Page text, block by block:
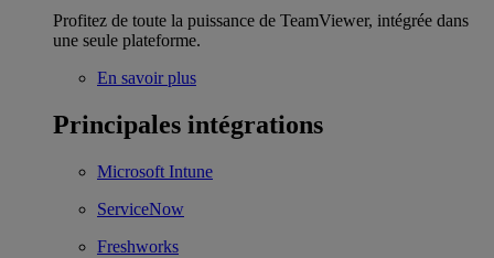
Profitez de toute la puissance de TeamViewer, intégrée dans
une seule plateforme.
En savoir plus
Principales intégrations
Microsoft Intune
ServiceNow
Freshworks